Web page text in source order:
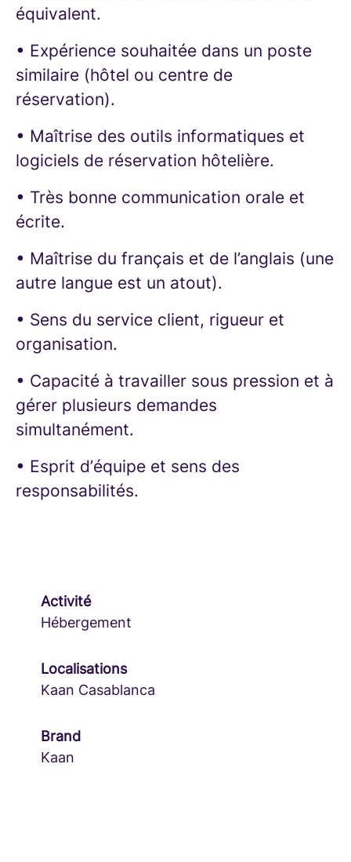
équivalent.
• Expérience souhaitée dans un poste
similaire (hôtel ou centre de
réservation).
• Maîtrise des outils informatiques et
logiciels de réservation hôtelière.
• Très bonne communication orale et
écrite.
• Maîtrise du français et de l’anglais (une
autre langue est un atout).
• Sens du service client, rigueur et
organisation.
• Capacité à travailler sous pression et à
gérer plusieurs demandes
simultanément.
• Esprit d’équipe et sens des
responsabilités.
Activité
Hébergement
Localisations
Kaan Casablanca
Brand
Kaan